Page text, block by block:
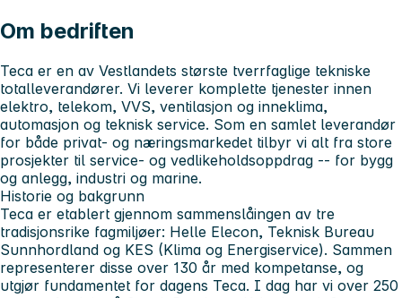
Om bedriften
Teca er en av Vestlandets største tverrfaglige tekniske
totalleverandører. Vi leverer komplette tjenester innen
elektro, telekom, VVS, ventilasjon og inneklima,
automasjon og teknisk service. Som en samlet leverandør
for både privat- og næringsmarkedet tilbyr vi alt fra store
prosjekter til service- og vedlikeholdsoppdrag -- for bygg
og anlegg, industri og marine.
Historie og bakgrunn
Teca er etablert gjennom sammenslåingen av tre
tradisjonsrike fagmiljøer: Helle Elecon, Teknisk Bureau
Sunnhordland og KES (Klima og Energiservice). Sammen
representerer disse over 130 år med kompetanse, og
utgjør fundamentet for dagens Teca. I dag har vi over 250